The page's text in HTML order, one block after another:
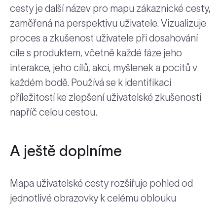
cesty je další název pro mapu zákaznické cesty,
zaměřená na perspektivu uživatele. Vizualizuje
proces a zkušenost uživatele při dosahování
cíle s produktem, včetně každé fáze jeho
interakce, jeho cílů, akcí, myšlenek a pocitů v
každém bodě. Používá se k identifikaci
příležitostí ke zlepšení uživatelské zkušenosti
napříč celou cestou.
A ještě doplníme
Mapa uživatelské cesty rozšiřuje pohled od
jednotlivé obrazovky k celému oblouku